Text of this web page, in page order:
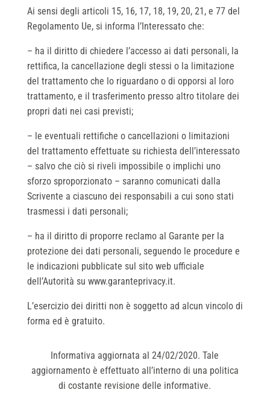
Ai sensi degli articoli 15, 16, 17, 18, 19, 20, 21, e 77 del
Regolamento Ue, si informa l’Interessato che:
– ha il diritto di chiedere l’accesso ai dati personali, la
rettifica, la cancellazione degli stessi o la limitazione
del trattamento che lo riguardano o di opporsi al loro
trattamento, e il trasferimento presso altro titolare dei
propri dati nei casi previsti;
– le eventuali rettifiche o cancellazioni o limitazioni
del trattamento effettuate su richiesta dell’interessato
– salvo che ciò si riveli impossibile o implichi uno
sforzo sproporzionato – saranno comunicati dalla
Scrivente a ciascuno dei responsabili a cui sono stati
trasmessi i dati personali;
– ha il diritto di proporre reclamo al Garante per la
protezione dei dati personali, seguendo le procedure e
le indicazioni pubblicate sul sito web ufficiale
dell’Autorità su www.garanteprivacy.it.
L’esercizio dei diritti non è soggetto ad alcun vincolo di
forma ed è gratuito.
Informativa aggiornata al 24/02/2020. Tale
aggiornamento è effettuato all’interno di una politica
di costante revisione delle informative.